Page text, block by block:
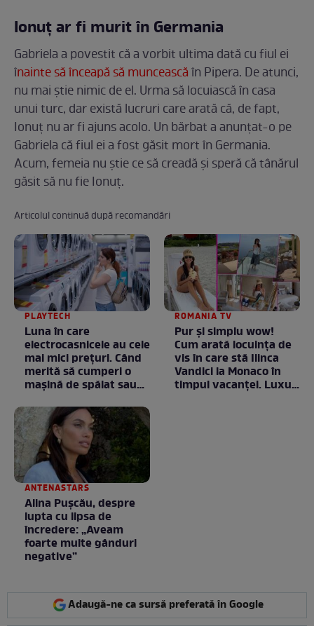
Ionuț ar fi murit în Germania
Gabriela a povestit că a vorbit ultima dată cu fiul ei
înainte să înceapă să munceascăîn Pipera. De atunci,
nu mai știe nimic de el. Urma să locuiască în casa
unui turc, dar există lucruri care arată că, de fapt,
Ionuț nu ar fi ajuns acolo. Un bărbat a anunțat-o pe
Gabriela că fiul ei a fost găsit mort în Germania.
Acum, femeia nu știe ce să creadă și speră că tânărul
găsit să nu fie Ionuț.
Articolul continuă după recomandări
PLAYTECH
Luna în care
electrocasnicele au cele
mai mici prețuri. Când
merită să cumperi o
mașină de spălat sau
ROMANIA TV
Pur și simplu wow!
Cum arată locuința de
vis în care stă Ilinca
Vandici la Monaco în
timpul vacanței. Luxul
ANTENASTARS
Alina Pușcău, despre
lupta cu lipsa de
încredere: „Aveam
foarte multe gânduri
negative”
Adaugă-ne ca sursă preferată în Google